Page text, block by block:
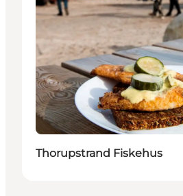
Thorupstrand Fiskehus